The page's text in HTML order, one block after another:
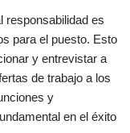
responsabilidad es
para el puesto. Esto
y entrevistar a
de trabajo a los
y
en el éxito